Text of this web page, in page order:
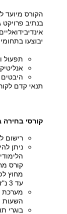
הקורס מיועד
בנתיב
יבוצעו
תפעול
תנאי קדם לקורס – 24 נ"ז לרבות 6 נ"ז
קורסי בחירה
רישום
ניתן
קורס
מחוץ
עד 3 נ"ז בפקולטה להנדסה.
מערכת
השעות
בוגרי